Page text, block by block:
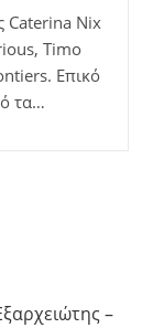
Caterina Nix
Timo
Επικό
τα…
–